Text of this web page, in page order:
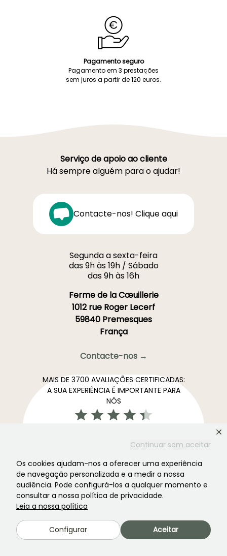
Continuar sem aceitar
Os cookies ajudam-nos a oferecer uma experiência
de navegação personalizada e a medir a nossa
audiência. Pode configurá-los a qualquer momento e
consultar a nossa política de privacidade.
Leia a nossa política
Configurar Aceitar
Pagamento seguro
Pagamento em 3 prestações
sem juros a partir de 120 euros.
Serviço de apoio ao cliente
Há sempre alguém para o ajudar!
Contacte-nos! Clique aqui
Segunda a sexta-feira
das 9h às 19h / Sábado
das 9h às 16h
Ferme de la Cœuillerie
1012 rue Roger Lecerf
59840 Premesques
França
Contacte-nos →
MAIS DE 3700 AVALIAÇÕES CERTIFICADAS:
A SUA EXPERIÊNCIA É IMPORTANTE PARA
NÓS
4,4/5
Todas as avaliações →
A newsletter preferida dos jardins. →
Receba as nossas novidades e ideias para aproveitar o
seu jardim durante todo o ano.